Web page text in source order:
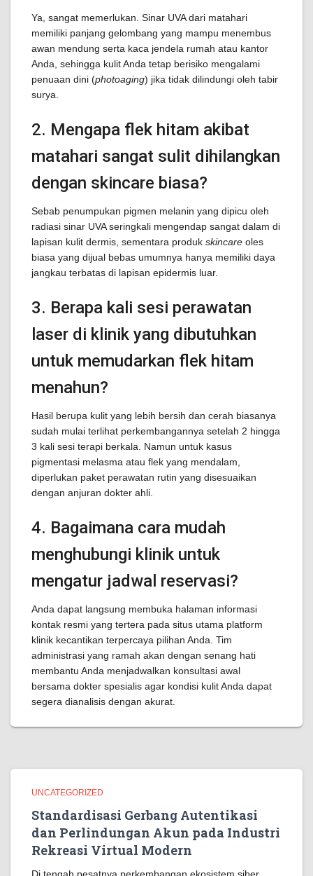
Ya, sangat memerlukan. Sinar UVA dari matahari
memiliki panjang gelombang yang mampu menembus
awan mendung serta kaca jendela rumah atau kantor
Anda, sehingga kulit Anda tetap berisiko mengalami
penuaan dini (photoaging) jika tidak dilindungi oleh tabir
surya.
2. Mengapa flek hitam akibat
matahari sangat sulit dihilangkan
dengan skincare biasa?
Sebab penumpukan pigmen melanin yang dipicu oleh
radiasi sinar UVA seringkali mengendap sangat dalam di
lapisan kulit dermis, sementara produk skincare oles
biasa yang dijual bebas umumnya hanya memiliki daya
jangkau terbatas di lapisan epidermis luar.
3. Berapa kali sesi perawatan
laser di klinik yang dibutuhkan
untuk memudarkan flek hitam
menahun?
Hasil berupa kulit yang lebih bersih dan cerah biasanya
sudah mulai terlihat perkembangannya setelah 2 hingga
3 kali sesi terapi berkala. Namun untuk kasus
pigmentasi melasma atau flek yang mendalam,
diperlukan paket perawatan rutin yang disesuaikan
dengan anjuran dokter ahli.
4. Bagaimana cara mudah
menghubungi klinik untuk
mengatur jadwal reservasi?
Anda dapat langsung membuka halaman informasi
kontak resmi yang tertera pada situs utama platform
klinik kecantikan terpercaya pilihan Anda. Tim
administrasi yang ramah akan dengan senang hati
membantu Anda menjadwalkan konsultasi awal
bersama dokter spesialis agar kondisi kulit Anda dapat
segera dianalisis dengan akurat.
UNCATEGORIZED
Standardisasi Gerbang Autentikasi
dan Perlindungan Akun pada Industri
Rekreasi Virtual Modern